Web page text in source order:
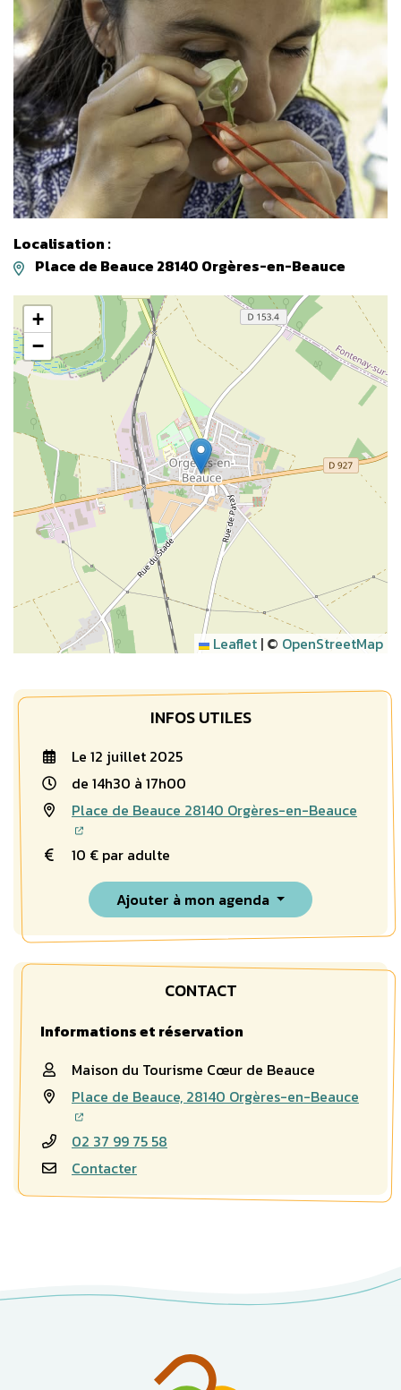
Localisation :
Place de Beauce 28140 Orgères-en-Beauce
+
−
Leaflet | © OpenStreetMap
INFOS UTILES
Le 12 juillet 2025
de 14h30 à 17h00
Place de Beauce 28140 Orgères-en-Beauce
10 € par adulte
Ajouter à mon agenda
CONTACT
Informations et réservation
Maison du Tourisme Cœur de Beauce
Place de Beauce, 28140 Orgères-en-Beauce
02 37 99 75 58
Contacter